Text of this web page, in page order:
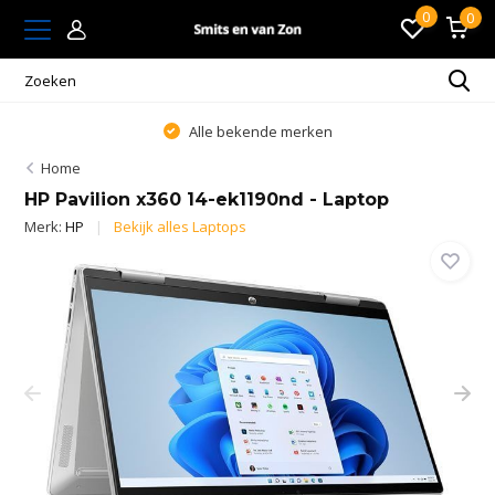
0 0
Alle bekende merken
Home
HP Pavilion x360 14-ek1190nd - Laptop
Merk:HP Bekijk alles Laptops